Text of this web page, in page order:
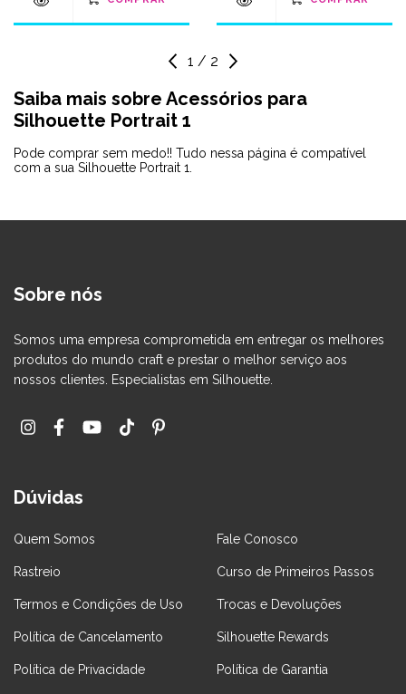
1 / 2
Saiba mais sobre Acessórios para
Silhouette Portrait 1
Pode comprar sem medo!! Tudo nessa página é compatível
com a sua Silhouette Portrait 1.
Sobre nós
Somos uma empresa comprometida em entregar os melhores
produtos do mundo craft e prestar o melhor serviço aos
nossos clientes. Especialistas em Silhouette.
Dúvidas
Quem Somos Fale Conosco
Rastreio Curso de Primeiros Passos
Termos e Condições de Uso Trocas e Devoluções
Política de Cancelamento Silhouette Rewards
Política de Privacidade Política de Garantia